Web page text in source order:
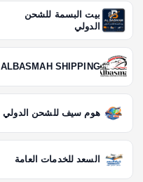
بيت البسمة للشحن
الدولي
ALBASMAH SHIPPING
هوم سيف للشحن الدولي
السعد للخدمات العامة